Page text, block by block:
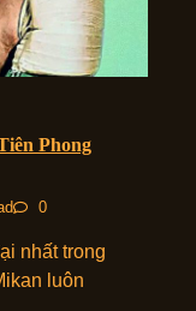
Phong
0
nhất trong
luôn